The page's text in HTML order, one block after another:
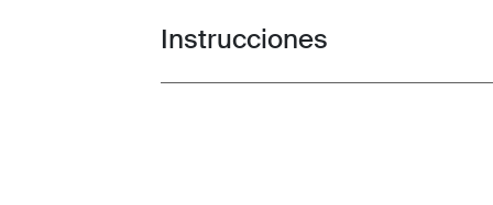
Toggle guides and instructions
Instrucciones